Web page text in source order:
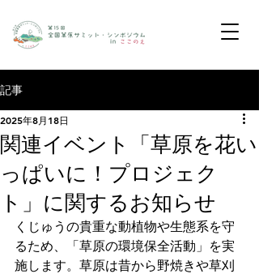
記事
関連イベント「草原を花い
っぱいに！プロジェク
ト」に関するお知らせ
2025年8月18日
くじゅうの貴重な動植物や生態系を守
るため、「草原の環境保全活動」を実
施します。草原は昔から野焼きや草刈